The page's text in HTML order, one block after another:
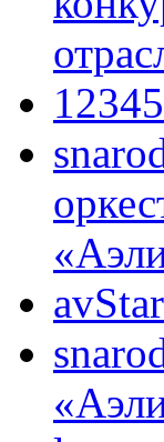
12345
avStar